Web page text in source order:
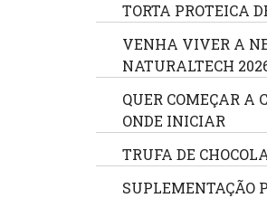
TORTA PROTEICA
VENHA VIVER A
NATURALTECH
QUER COMEÇAR A
ONDE INICIAR
TRUFA DE
SUPLEMENTAÇÃO